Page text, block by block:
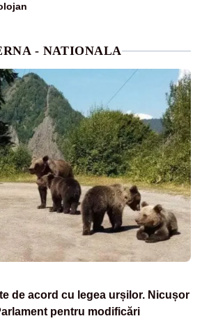
- NATIONALA
de acord cu legea urșilor. Nicușor
pentru modificări